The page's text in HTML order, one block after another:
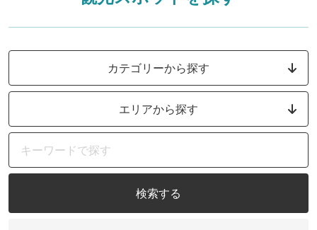
カテゴリーから探す
エリアから探す
検索する